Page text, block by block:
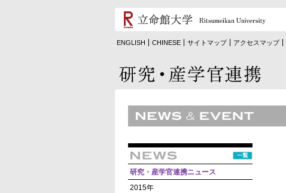
ENGLISH CHINESE サイトマップ アクセスマップ
研究・産学官連携ニュース
2015年